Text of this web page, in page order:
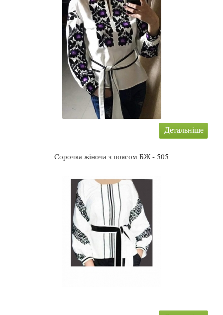
Детальніше
Сорочка жіноча з поясом БЖ - 505